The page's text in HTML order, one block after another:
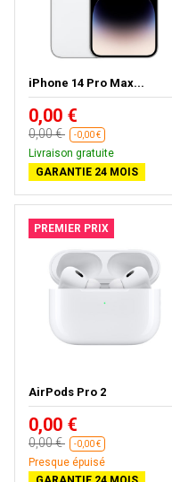
iPhone 14 Pro Max...
0,00 €
0,00 € -0,00 €
Livraison gratuite
GARANTIE 24 MOIS
PREMIER PRIX
AirPods Pro 2
0,00 €
0,00 € -0,00 €
Presque épuisé